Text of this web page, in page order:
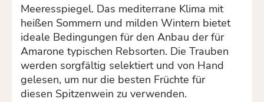
Meeresspiegel. Das mediterrane Klima mit
heißen Sommern und milden Wintern bietet
ideale Bedingungen für den Anbau der für
Amarone typischen Rebsorten. Die Trauben
werden sorgfältig selektiert und von Hand
gelesen, um nur die besten Früchte für
diesen Spitzenwein zu verwenden.